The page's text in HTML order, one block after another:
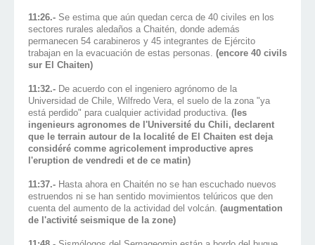
11:26.- Se estima que aún quedan cerca de 40 civiles en los
sectores rurales aledaños a Chaitén, donde además
permanecen 54 carabineros y 45 integrantes de Ejército
trabajan en la evacuación de estas personas. (encore 40 civils
sur El Chaiten)
11:32.- De acuerdo con el ingeniero agrónomo de la
Universidad de Chile, Wilfredo Vera, el suelo de la zona "ya
está perdido" para cualquier actividad productiva. (les
ingenieurs agronomes de l'Université du Chili, declarent
que le terrain autour de la localité de El Chaiten est deja
considéré comme agricolement improductive apres
l'eruption de vendredi et de ce matin)
11:37.- Hasta ahora en Chaitén no se han escuchado nuevos
estruendos ni se han sentido movimientos telúricos que den
cuenta del aumento de la actividad del volcán. (augmentation
de l'activité seismique de la zone)